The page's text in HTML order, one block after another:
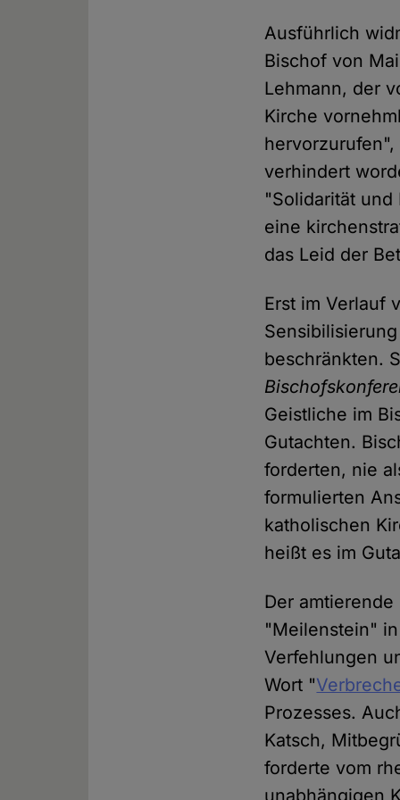
Ausführlich
Bischof von
Lehmann, der
Kirche
verhindert
"Solidarität
eine
das Leid der
Erst im Verlauf
beschränkten.
Geistliche im
Gutachten.
forderten, nie
formulierten
katholischen
heißt es im
Der
"Meilenstein"
Verfehlungen
Wort "
Prozesses.
Katsch,
forderte vom